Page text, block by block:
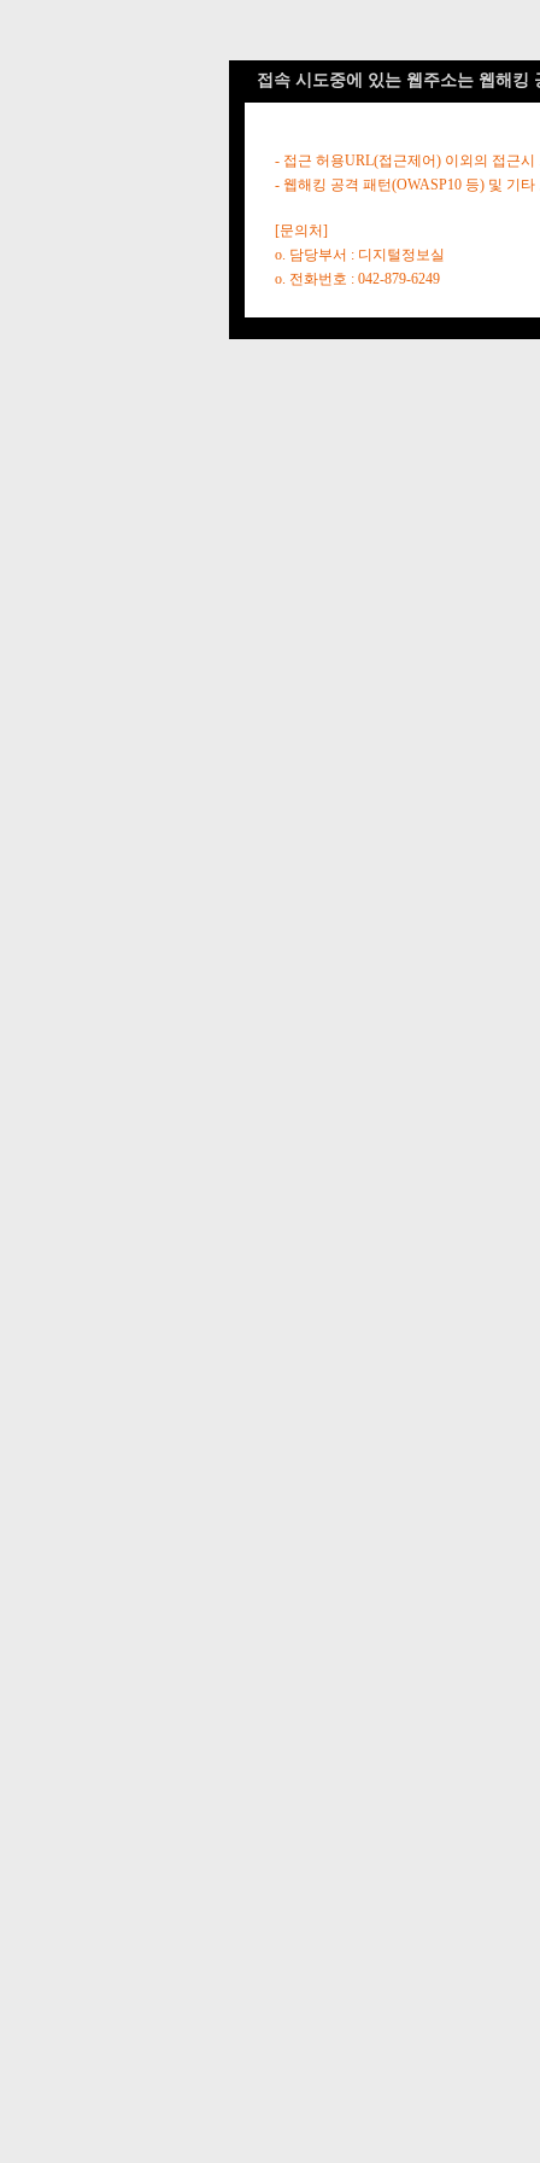
접속 시도중에 있는 웹주소는 웹해킹
- 접근 허용URL(접근제어) 이외의 접근시
- 웹해킹 공격 패턴(OWASP10 등) 및 기
[문의처]
o. 담당부서 : 디지털정보실
o. 전화번호 : 042-879-6249